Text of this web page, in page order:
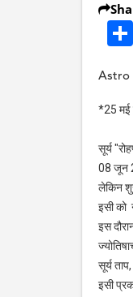
Astro
*25 मई
सूर्य
08 जून
लेकिन
इसी को
इस
सूर्य
इसी